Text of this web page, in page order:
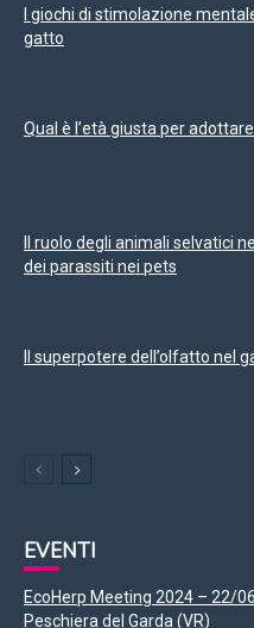
I giochi di stimolazione
gatto
Qual è l’età giusta per
Il ruolo degli animali selvatici
dei parassiti nei pets
Il superpotere dell’olfatto nel
EVENTI
EcoHerp Meeting 2024 – 22/
Peschiera del Garda (VR)